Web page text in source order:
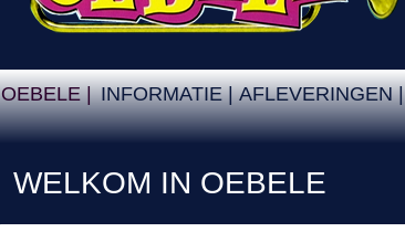
WELKOM IN OEBELE
INFORMATIE | AFLEVERINGEN |
OEBELE |